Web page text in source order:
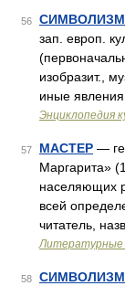
56 СИМВОЛИЗМ
зап. европ.
изобразит.,
иные
Энциклопедия
57 МАСТЕР —
Маргарита»
населяющих
всей
читатель,
Литературные
58 СИМВОЛИЗМ